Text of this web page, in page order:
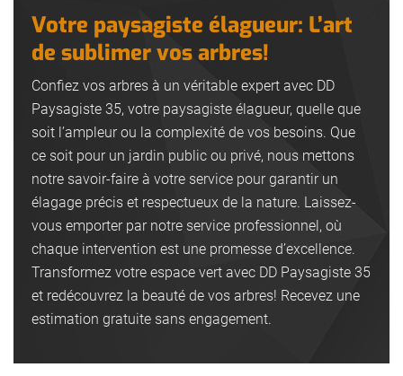
Votre paysagiste élagueur: L’art
de sublimer vos arbres!
Confiez vos arbres à un véritable expert avec DD
Paysagiste 35, votre paysagiste élagueur, quelle que
soit l’ampleur ou la complexité de vos besoins. Que
ce soit pour un jardin public ou privé, nous mettons
notre savoir-faire à votre service pour garantir un
élagage précis et respectueux de la nature. Laissez-
vous emporter par notre service professionnel, où
chaque intervention est une promesse d’excellence.
Transformez votre espace vert avec DD Paysagiste 35
et redécouvrez la beauté de vos arbres! Recevez une
estimation gratuite sans engagement.